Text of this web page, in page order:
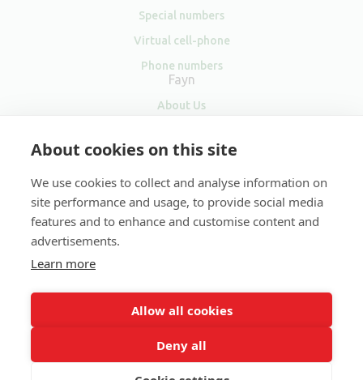
About cookies on this site
We use cookies to collect and analyse information on
site performance and usage, to provide social media
features and to enhance and customise content and
advertisements.
Learn more
Allow all cookies
Deny all
Special numbers
Virtual cell-phone
Phone numbers
Fayn
About Us
Sociální
Our other projects:
Copyright © 2001–2026 FAYN Telecommunications s.r.o. All